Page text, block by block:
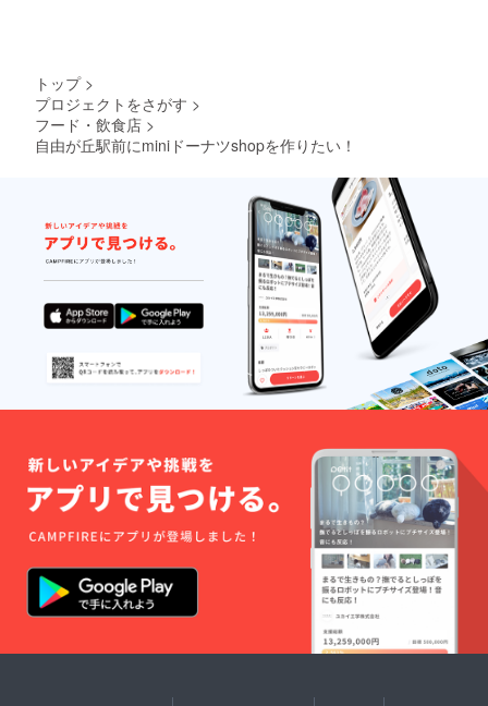
トップ >
プロジェクトをさがす >
フード・飲食店 >
自由が丘駅前にminiドーナツshopを作りたい！